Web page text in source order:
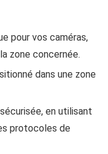
pour vos caméras,
zone concernée.
dans une zone
en utilisant
protocoles de